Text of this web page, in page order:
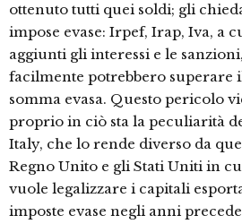
ottenuto tutti quei soldi; gli
impose evase: Irpef, Irap, Iva, a
aggiunti gli interessi e le
facilmente potrebbero superare
somma evasa. Questo pericolo
proprio in ciò sta la peculiarità
Italy, che lo rende diverso da
Regno Unito e gli Stati Uniti in
vuole legalizzare i capitali
imposte evase negli anni